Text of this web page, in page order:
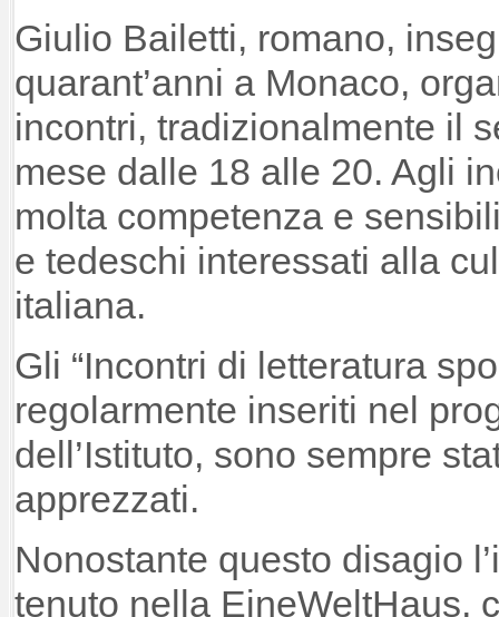
Giulio Bailetti, romano,
quarant’anni a Monaco,
incontri, tradizionalmente il
mese dalle 18 alle 20. Agli
molta competenza e
e tedeschi interessati alla
italiana.
Gli “Incontri di letteratura
regolarmente inseriti nel
dell’Istituto, sono sempre
apprezzati.
Nonostante questo disagio
tenuto nella EineWeltHaus,